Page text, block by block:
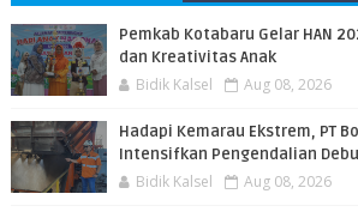
Pemkab Kotabaru Gelar HAN
dan Kreativitas Anak
Bidik Kalsel Aug 08, 2026
​Hadapi Kemarau Ekstrem, PT
Intensifkan Pengendalian
Bidik Kalsel Aug 08, 2026